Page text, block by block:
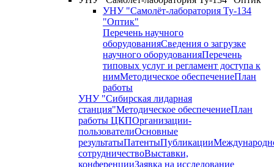
УНУ "Самолёт-лаборатория Ту-134
"Оптик"
Перечень научного
оборудованияСведения о загрузке
научного оборудованияПеречень
типовых услуг и регламент доступа к
нимМетодическое обеспечениеПлан
работы
УНУ "Сибирская лидарная
станция"Методическое обеспечениеПлан
работы ЦКПОрганизации-
пользователиОсновные
результатыПатентыПубликации
сотрудничествоВыставки,
конференцииЗаявка на исследование